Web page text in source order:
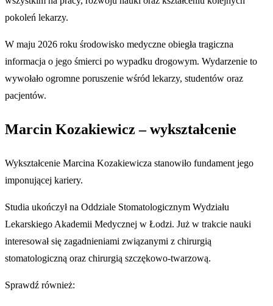
pokoleń lekarzy.
W maju 2026 roku środowisko medyczne obiegła tragiczna
informacja o jego śmierci po wypadku drogowym. Wydarzenie to
wywołało ogromne poruszenie wśród lekarzy, studentów oraz
pacjentów.
Marcin Kozakiewicz – wykształcenie
Wykształcenie Marcina Kozakiewicza stanowiło fundament jego
imponującej kariery.
Studia ukończył na Oddziale Stomatologicznym Wydziału
Lekarskiego Akademii Medycznej w Łodzi. Już w trakcie nauki
interesował się zagadnieniami związanymi z chirurgią
stomatologiczną oraz chirurgią szczękowo-twarzową.
Sprawdź również: